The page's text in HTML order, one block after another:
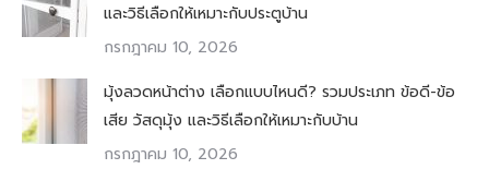
และวิธีเลือกให้เหมาะกับประตูบ้าน
กรกฎาคม 10, 2026
มุ้งลวดหน้าต่าง เลือกแบบไหนดี? รวมประเภท ข้อดี-ข้อ
เสีย วัสดุมุ้ง และวิธีเลือกให้เหมาะกับบ้าน
กรกฎาคม 10, 2026